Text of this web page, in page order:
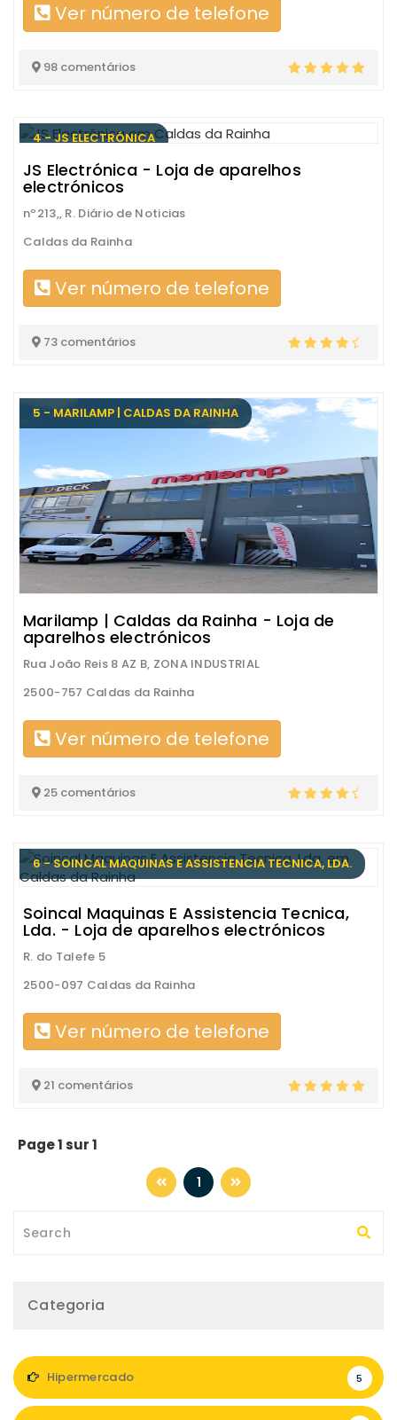
Ver número de telefone
98 comentários
4 - JS ELECTRÓNICA
JS Electrónica - Loja de aparelhos
electrónicos
nº213,, R. Diário de Noticias
Caldas da Rainha
Ver número de telefone
73 comentários
5 - MARILAMP | CALDAS DA RAINHA
Marilamp | Caldas da Rainha - Loja de
aparelhos electrónicos
Rua João Reis 8 AZ B, ZONA INDUSTRIAL
2500-757 Caldas da Rainha
Ver número de telefone
25 comentários
6 - SOINCAL MAQUINAS E ASSISTENCIA TECNICA, LDA.
Soincal Maquinas E Assistencia Tecnica,
Lda. - Loja de aparelhos electrónicos
R. do Talefe 5
2500-097 Caldas da Rainha
Ver número de telefone
21 comentários
Page 1 sur 1
1
Categoria
Hipermercado 5